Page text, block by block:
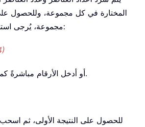
المختارة في كل مجموعة، وللحصول
مجموعة، يُرجى استخدام الصيغة التالية:
أو أدخل الأرقام مباشرةً كمعاملات في الصيغة.
للحصول على النتيجة الأولى، ثم اسحب